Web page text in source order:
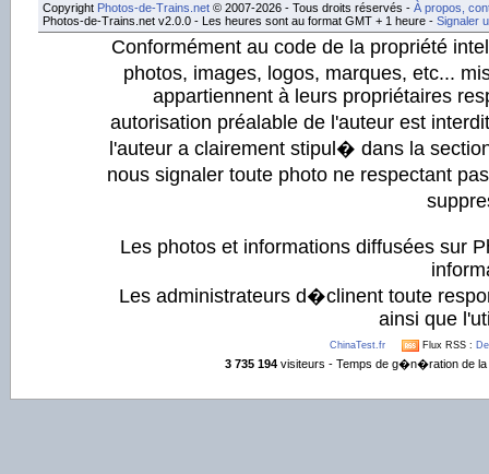
Copyright Photos-de-Trains.net © 2007-2026 - Tous droits réservés - À propos,
Photos-de-Trains.net v2.0.0 - Les heures sont au format GMT + 1 heure - Signaler
Conformément au code de la propriété
photos, images, logos, marques, etc...
appartiennent à leurs propriétaires
autorisation préalable de l'auteur est
l'auteur a clairement stipul� dans la
nous signaler toute photo ne respectant
Les photos et informations diffusées sur
Les administrateurs d�clinent toute
ainsi que
ChinaTest.fr Flux RSS :
3 735 194 visiteurs - Temps de g�n�ration de